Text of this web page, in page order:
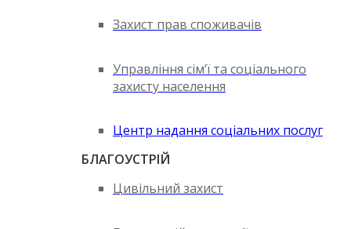
Захист прав споживачів
Управління сім’ї та соціального
захисту населення
Центр надання соціальних послуг
БЛАГОУСТРІЙ
Цивільний захист